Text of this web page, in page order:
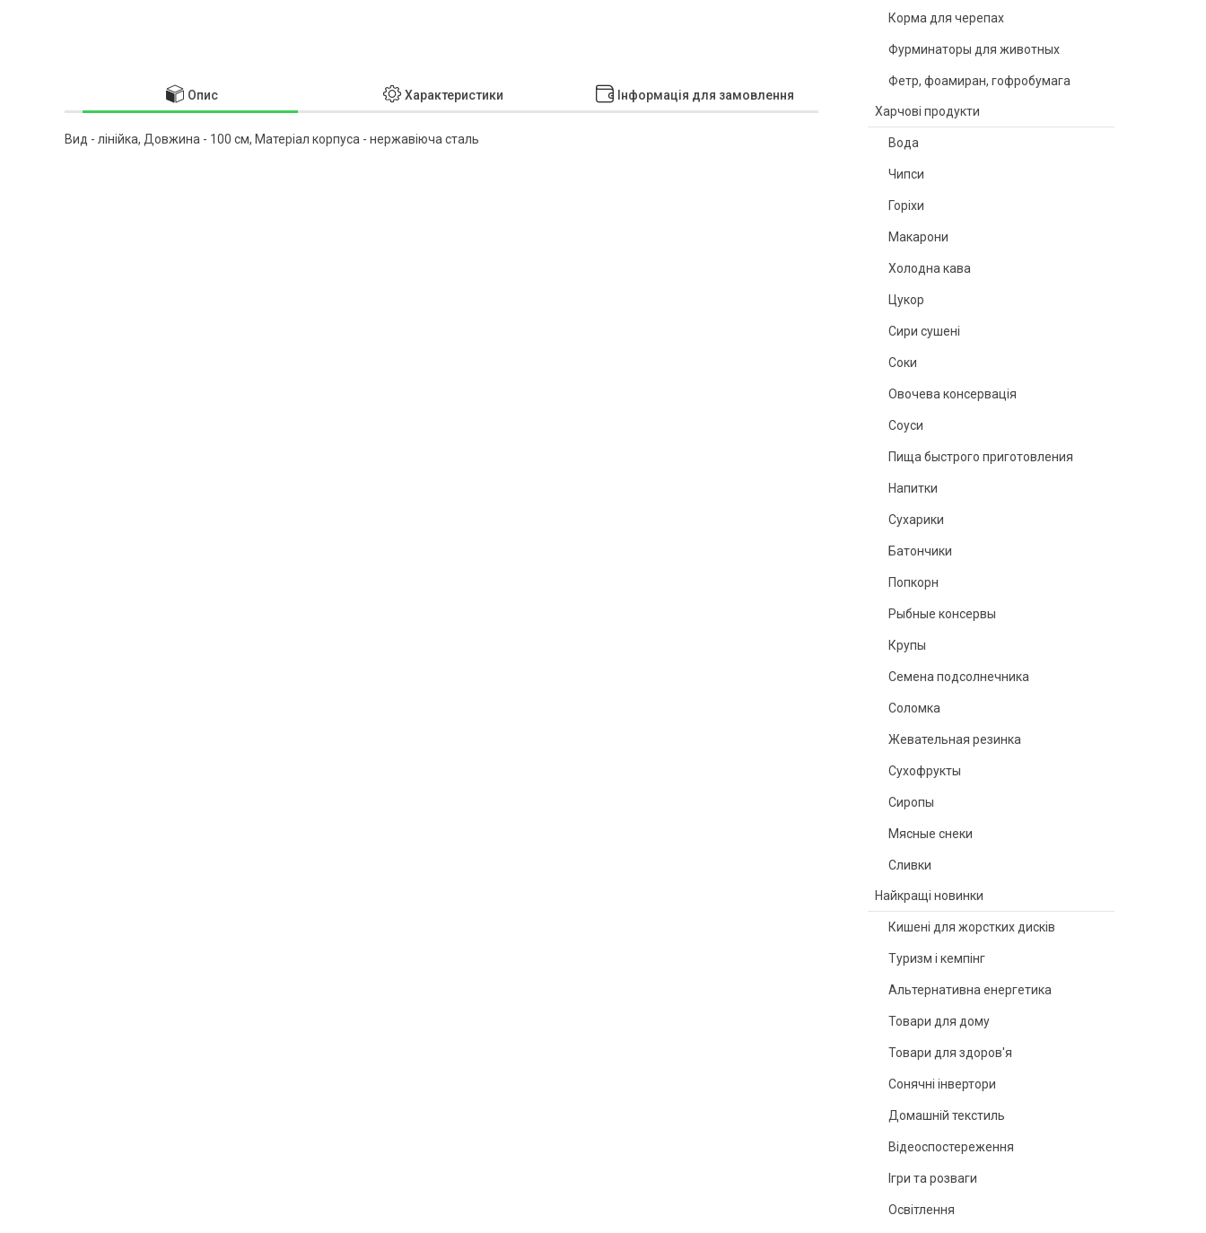
Корма для черепах
Фурминаторы для животных
Фетр, фоамиран, гофробумага
Харчові продукти
Вода
Чипси
Горіхи
Макарони
Холодна кава
Цукор
Сири сушені
Соки
Овочева консервація
Соуси
Пища быстрого приготовления
Напитки
Сухарики
Батончики
Попкорн
Рыбные консервы
Крупы
Семена подсолнечника
Соломка
Жевательная резинка
Сухофрукты
Сиропы
Мясные снеки
Сливки
Найкращі новинки
Кишені для жорстких дисків
Туризм і кемпінг
Альтернативна енергетика
Товари для дому
Товари для здоров'я
Сонячні інвертори
Домашній текстиль
Відеоспостереження
Ігри та розваги
Освітлення
Опис Характеристики Інформація для замовлення
Вид - лінійка, Довжина - 100 см, Матеріал корпуса - нержавіюча сталь